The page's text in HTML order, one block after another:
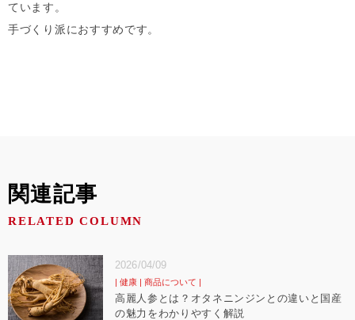
ています。
手づくり派におすすめです。
関連記事
RELATED COLUMN
2026/04/09
健康 商品について
高麗人参とは？オタネニンジンとの違いと国産
の魅力をわかりやすく解説